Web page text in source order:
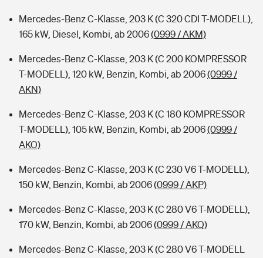
Mercedes-Benz C-Klasse, 203 K (C 320 CDI T-MODELL),
165 kW, Diesel, Kombi, ab 2006(0999 / AKM)
Mercedes-Benz C-Klasse, 203 K (C 200 KOMPRESSOR
T-MODELL), 120 kW, Benzin, Kombi, ab 2006(0999 /
AKN)
Mercedes-Benz C-Klasse, 203 K (C 180 KOMPRESSOR
T-MODELL), 105 kW, Benzin, Kombi, ab 2006(0999 /
AKO)
Mercedes-Benz C-Klasse, 203 K (C 230 V6 T-MODELL),
150 kW, Benzin, Kombi, ab 2006(0999 / AKP)
Mercedes-Benz C-Klasse, 203 K (C 280 V6 T-MODELL),
170 kW, Benzin, Kombi, ab 2006(0999 / AKQ)
Mercedes-Benz C-Klasse, 203 K (C 280 V6 T-MODELL